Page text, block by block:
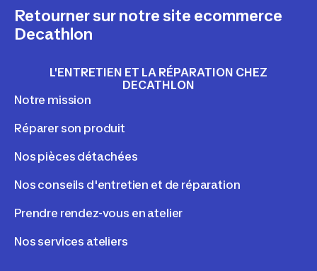
Retourner sur notre site ecommerce
Decathlon
L'ENTRETIEN ET LA RÉPARATION CHEZ
DECATHLON
Notre mission
Réparer son produit
Nos pièces détachées
Nos conseils d'entretien et de réparation
Prendre rendez-vous en atelier
Nos services ateliers